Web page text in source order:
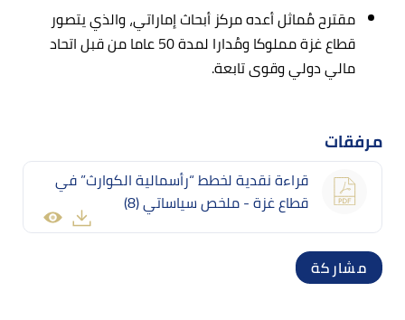
مقترح مُماثل أعده مركز أبحاث إماراتي، والذي يتصور
قطاع غزة مملوكا ومُدارا لمدة 50 عاما من قبل اتحاد
مالي دولي وقوى تابعة.
مرفقات
قراءة نقدية لخطط “رأسمالية الكوارث” في
قطاع غزة - ملخص سياساتي (8)
مشاركة